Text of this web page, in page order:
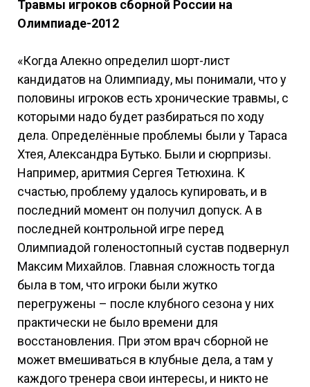
Травмы игроков сборной России на
Олимпиаде-2012
«Когда Алекно определил шорт-лист
кандидатов на Олимпиаду, мы понимали, что у
половины игроков есть хронические травмы, с
которыми надо будет разбираться по ходу
дела. Определённые проблемы были у Тараса
Хтея, Александра Бутько. Были и сюрпризы.
Например, аритмия Сергея Тетюхина. К
счастью, проблему удалось купировать, и в
последний момент он получил допуск. А в
последней контрольной игре перед
Олимпиадой голеностопный сустав подвернул
Максим Михайлов. Главная сложность тогда
была в том, что игроки были жутко
перегружены – после клубного сезона у них
практически не было времени для
восстановления. При этом врач сборной не
может вмешиваться в клубные дела, а там у
каждого тренера свои интересы, и никто не